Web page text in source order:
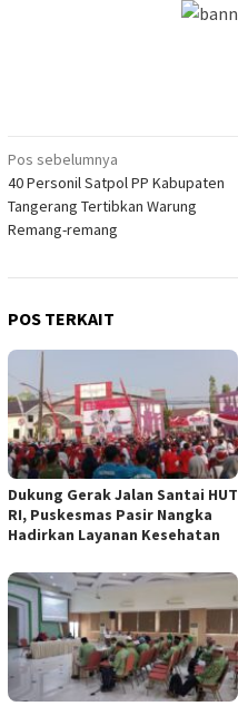
Navigasi
pos
Pos sebelumnya
40 Personil Satpol PP Kabupaten
Tangerang Tertibkan Warung
Remang-remang
POS TERKAIT
Dukung Gerak Jalan Santai HUT
RI, Puskesmas Pasir Nangka
Hadirkan Layanan Kesehatan